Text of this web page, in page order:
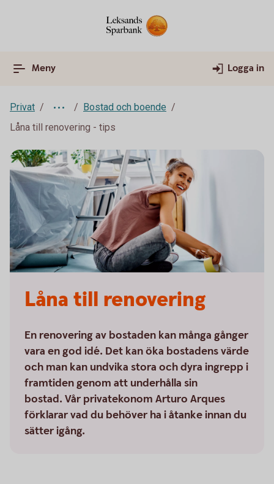
Meny Logga in
Privat
Bostad och boende
Låna till renovering - tips
Låna till renovering
En renovering av bostaden kan många gånger
vara en god idé. Det kan öka bostadens värde
och man kan undvika stora och dyra ingrepp i
framtiden genom att underhålla sin
bostad. Vår privatekonom Arturo Arques
förklarar vad du behöver ha i åtanke innan du
sätter igång.